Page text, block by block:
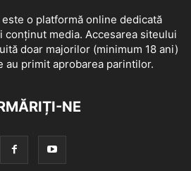
o platformă online dedicată
media. Accesarea siteului
doar majorilor (minimum 18 ani)
au primit aprobarea parintilor.
NE